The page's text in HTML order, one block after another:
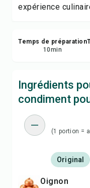
expérience
Temps de préparation
10min
Ingrédients
condiment
(1 portion =
Original
Oignon